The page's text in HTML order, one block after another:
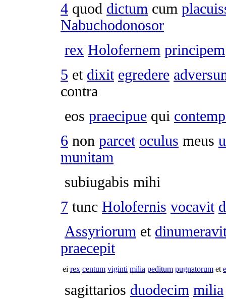
4 quod dictum cum
Nabuchodonosor
rex Holofernem principem
5 et dixit egredere
contra
eos praecipue qui
6 non parcet oculus meus
munitam
subiugabis mihi
7 tunc Holofernis vocavit
Assyriorum et
praecepit
ei rex centum viginti milia peditum pugnatorum et
sagittarios duodecim milia